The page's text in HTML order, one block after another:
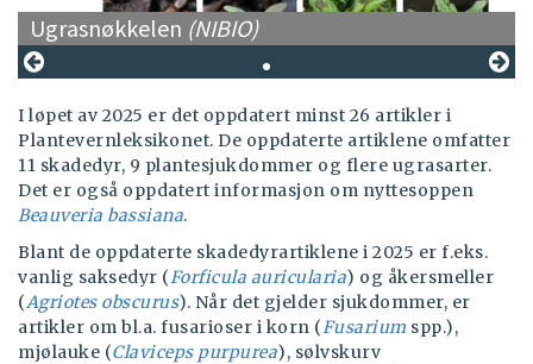
Ugrasnøkkelen (NIBIO)
I løpet av 2025 er det oppdatert minst 26 artikler i
Plantevernleksikonet. De oppdaterte artiklene omfatter
11 skadedyr, 9 plantesjukdommer og flere ugrasarter.
Det er også oppdatert informasjon om nyttesoppen
Beauveria bassiana.
Blant de oppdaterte skadedyrartiklene i 2025 er f.eks.
vanlig saksedyr (Forficula auricularia) og åkersmeller
(Agriotes obscurus). Når det gjelder sjukdommer, er
artikler om bl.a. fusarioser i korn (Fusarium spp.),
mjølauke (Claviceps purpurea), sølvskurv